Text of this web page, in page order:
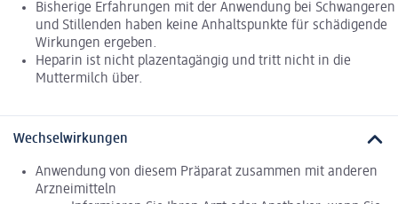
Bisherige Erfahrungen mit der Anwendung bei Schwangeren
und Stillenden haben keine Anhaltspunkte für schädigende
Wirkungen ergeben.
Heparin ist nicht plazentagängig und tritt nicht in die
Muttermilch über.
Wechselwirkungen
Anwendung von diesem Präparat zusammen mit anderen
Arzneimitteln